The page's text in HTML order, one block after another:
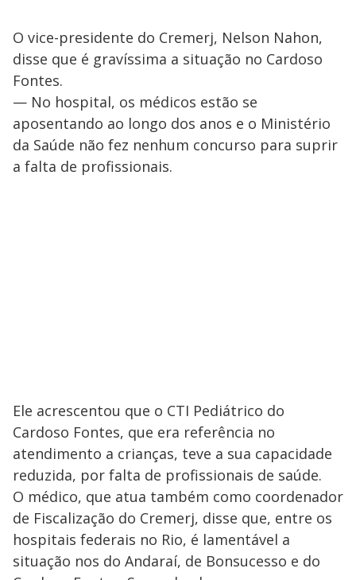
O vice-presidente do Cremerj, Nelson Nahon,
disse que é gravíssima a situação no Cardoso
Fontes.
— No hospital, os médicos estão se
aposentando ao longo dos anos e o Ministério
da Saúde não fez nenhum concurso para suprir
a falta de profissionais.
Ele acrescentou que o CTI Pediátrico do
Cardoso Fontes, que era referência no
atendimento a crianças, teve a sua capacidade
reduzida, por falta de profissionais de saúde.
O médico, que atua também como coordenador
de Fiscalização do Cremerj, disse que, entre os
hospitais federais no Rio, é lamentável a
situação nos do Andaraí, de Bonsucesso e do